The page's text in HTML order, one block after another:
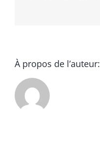
À propos de l’auteur: